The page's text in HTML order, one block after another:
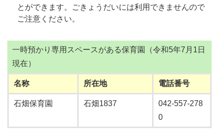
とができます。ごきょうだいには利用できませんので
ご注意ください。
一時預かり専用スペースがある保育園（令和5年7月1日
現在）
名称 所在地 電話番号
石畑保育園 石畑1837
042-557-278
0